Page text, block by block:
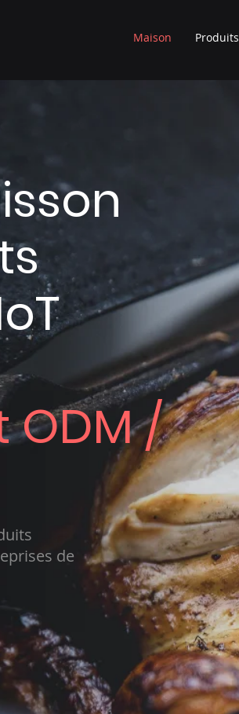
Maison Produits
/
de